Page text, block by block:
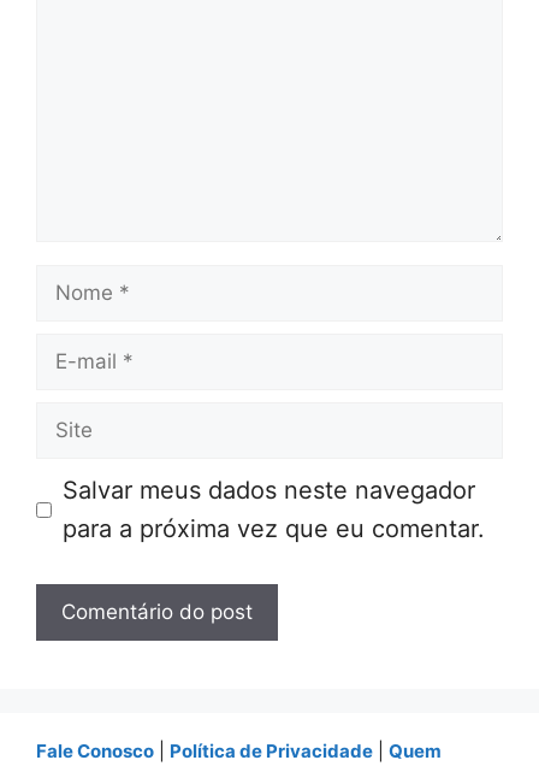
Nome
E-
Site
Salvar meus dados neste navegador
para a próxima vez que eu comentar.
Fale Conosco Política de Privacidade Quem